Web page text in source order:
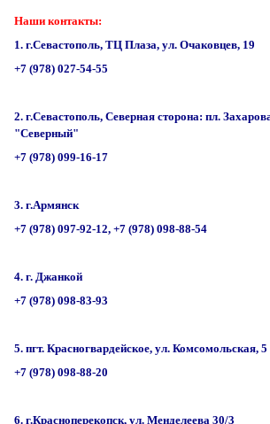
Наши контакты:
1. г.Севастополь, ТЦ Плаза, ул. Очаковцев, 19
+7 (978) 027-54-55
2. г.Севастополь, Северная сторона: пл.
"Северный"
+7 (978) 099-16-17
3. г.Армянск
+7 (978) 097-92-12, +7 (978) 098-88-54
4. г. Джанкой
+7 (978) 098-83-93
5. пгт. Красногвардейское, ул. Комсомольская, 5
+7 (978) 098-88-20
6. г.Красноперекопск, ул. Менделеева 30/3